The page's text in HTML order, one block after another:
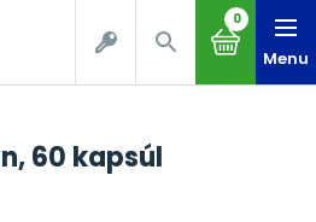
0
Menu
60 kapsúl